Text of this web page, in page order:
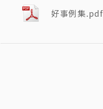
好事例集.pdf